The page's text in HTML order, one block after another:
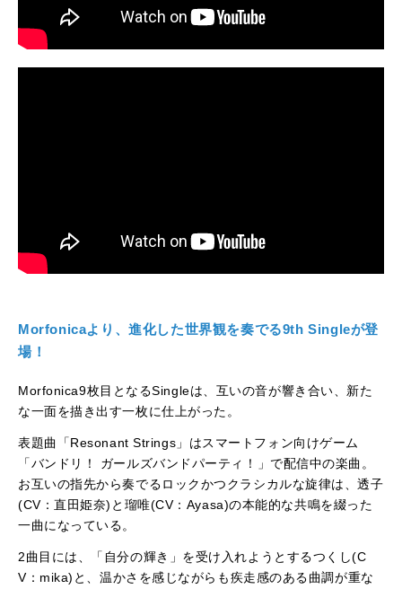
Morfonicaより、進化した世界観を奏でる9th Singleが登
場！
Morfonica9枚目となるSingleは、互いの音が響き合い、新た
な一面を描き出す一枚に仕上がった。
表題曲「Resonant Strings」はスマートフォン向けゲーム
「バンドリ！ ガールズバンドパーティ！」で配信中の楽曲。
お互いの指先から奏でるロックかつクラシカルな旋律は、透子
(CV：直田姫奈)と瑠唯(CV：Ayasa)の本能的な共鳴を綴った
一曲になっている。
2曲目には、「自分の輝き」を受け入れようとするつくし(C
V：mika)と、温かさを感じながらも疾走感のある曲調が重な